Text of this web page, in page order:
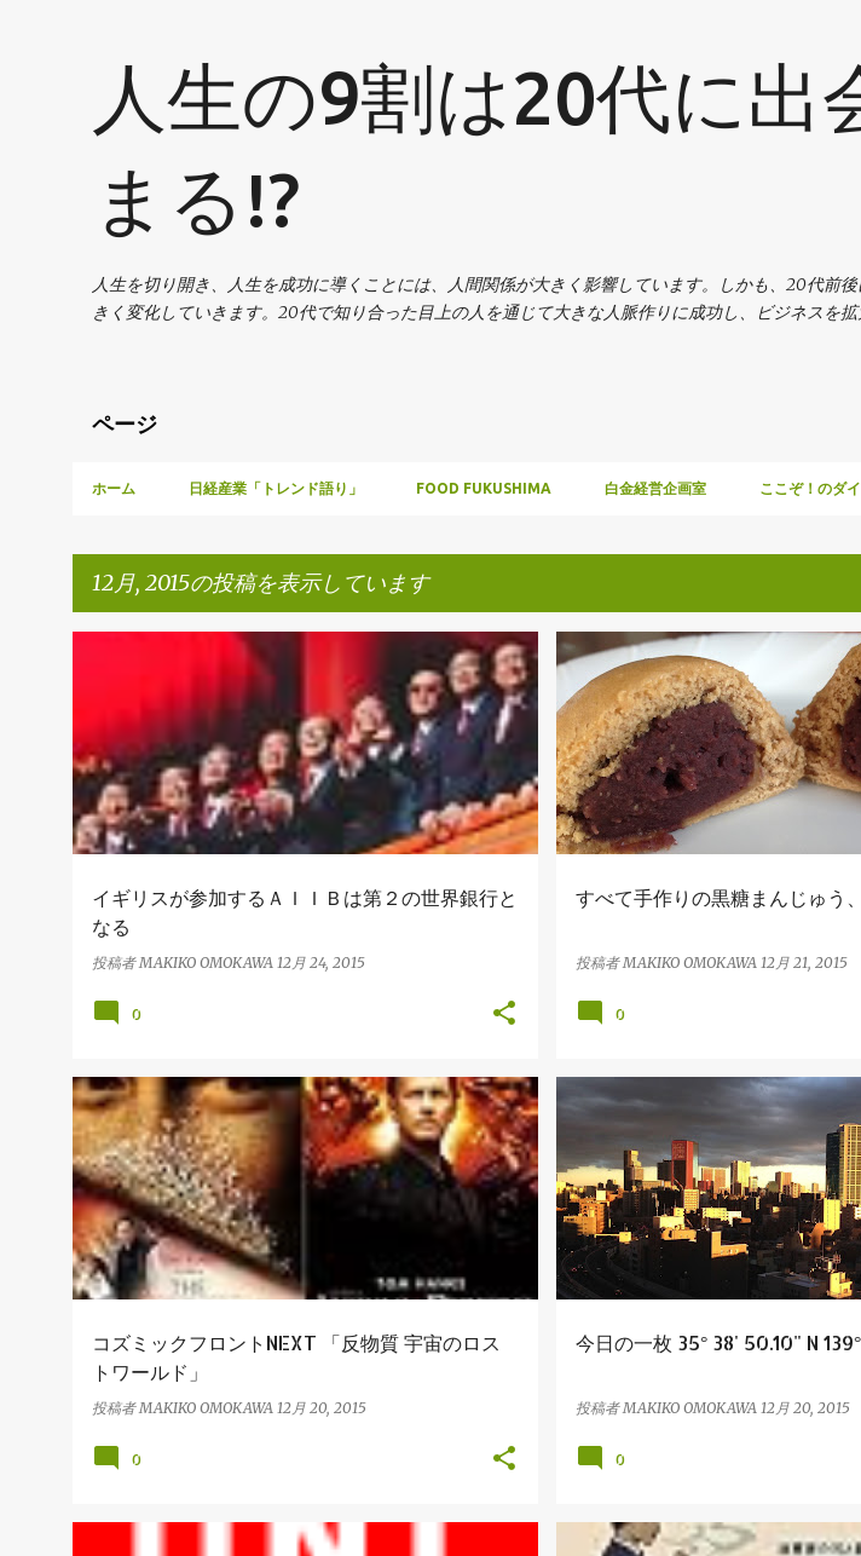
人生の9割は20代に出
まる!?
人生を切り開き、人生を成功に導くことには、人間関係が大きく影響しています。しかも、20代前
きく変化していきます。20代で知り合った目上の人を通じて大きな人脈作りに成功し、ビジネスを
ページ
ホーム 日経産業「トレンド語り」 FOOD FUKUSHIMA 白金経営企画室 ここぞ！のダ
12月, 2015の投稿を表示しています
イギリスが参加するＡＩＩＢは第２の世界銀行と
なる
投稿者MAKIKO OMOKAWA 12月 24, 2015
香港
0
すべて手作りの黒糖まんじゅう
投稿者MAKIKO OMOKAWA 12月 21, 2015
FOOD
0
コズミックフロントNEXT 「反物質 宇宙のロス
トワールド」
投稿者MAKIKO OMOKAWA 12月 20, 2015
INTERESTING ISSUE
0
今日の一枚 35° 38' 50.10" N
投稿者MAKIKO OMOKAWA 12月 20, 2015
0